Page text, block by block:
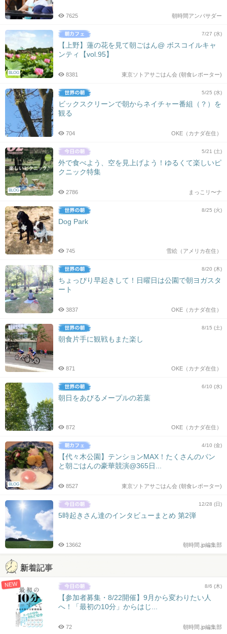
朝時間アンバサダー
7625
BLOG
7/27 (水)
【上野】蓮の花を見て朝ごはん@ ボスコイルキャ
ンティ【vol.95】
東京ソトアサごはん会 (朝食レポーター)
8381
5/25 (水)
ビックスクリーンで朝からネイチャー番組（？）を
観る
OKE（カナダ在住）
704
BLOG
5/21 (土)
外で食べよう、空を見上げよう！ゆるくて楽しいピ
クニック特集
まっこリ〜ナ
2786
8/25 (火)
Dog Park
雪絵（アメリカ在住）
745
8/20 (木)
ちょっぴり早起きして！日曜日は公園で朝ヨガスタ
ート
OKE（カナダ在住）
3837
8/15 (土)
朝食片手に観戦もまた楽し
OKE（カナダ在住）
871
6/10 (水)
朝日をあびるメープルの若葉
OKE（カナダ在住）
872
BLOG
4/10 (金)
【代々木公園】テンションMAX！たくさんのパン
と朝ごはんの豪華競演@365日...
東京ソトアサごはん会 (朝食レポーター)
8527
12/28 (日)
5時起きさん達のインタビューまとめ 第2弾
朝時間.jp編集部
13662
新着記事
NEW 8/6 (木)
【参加者募集・8/22開催】9月から変わりたい人
へ！「最初の10分」からはじ...
朝時間.jp編集部
72